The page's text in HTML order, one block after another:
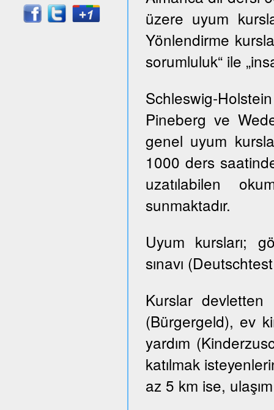
üzere uyum
Yönlendirme
sorumluluk“ ile
Schleswig-
Pineberg ve
genel uyum
1000 ders
uzatılabilen
sunmaktadır.
Uyum kursları;
sınavı
Kurslar
(Bürgergeld), ev
yardım
katılmak
az 5 km ise,